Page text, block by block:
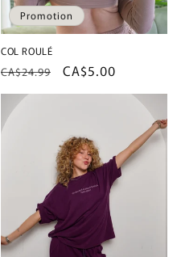
Promotion
COL ROULÉ
Prix
habituel
CA$24.99
Prix
promotionnel
CA$5.00